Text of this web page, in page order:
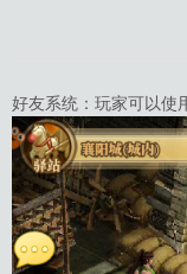
好友系统：玩家可以使
论坛